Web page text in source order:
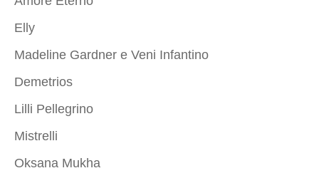
Elly
Madeline Gardner e Veni Infantino
Demetrios
Lilli Pellegrino
Mistrelli
Oksana Mukha